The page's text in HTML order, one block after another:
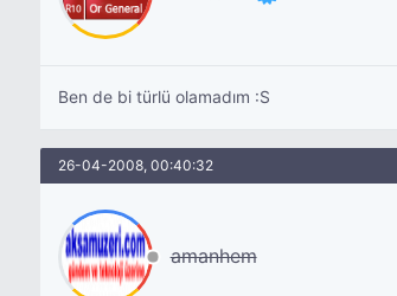
Ben de bi türlü olamadım :S
26-04-2008, 00:40:32
amanhem